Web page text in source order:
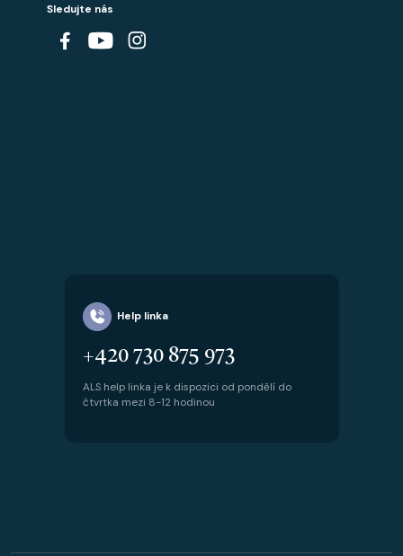
Sledujte nás
Help linka
+420 730 875 973
ALS help linka je k dispozici od pondělí do
čtvrtka mezi 8-12 hodinou